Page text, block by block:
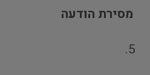
מסירת הודעה
5.